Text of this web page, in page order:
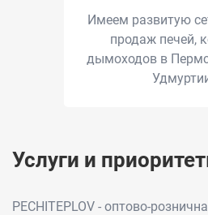
Имеем развитую
продаж печей,
дымоходов в
Услуги и
PECHITEPLOV - оптово-